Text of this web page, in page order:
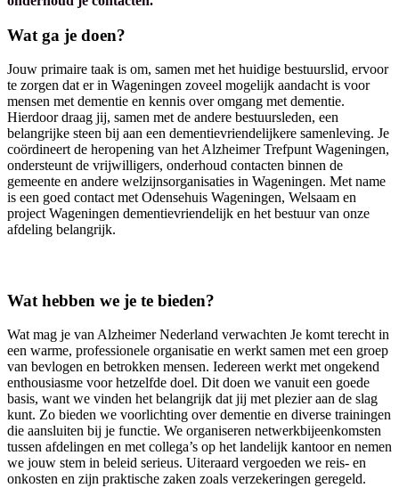
Wat ga je doen?
Jouw primaire taak is om, samen met het huidige bestuurslid, ervoor
te zorgen dat er in Wageningen zoveel mogelijk aandacht is voor
mensen met dementie en kennis over omgang met dementie.
Hierdoor draag jij, samen met de andere bestuursleden, een
belangrijke steen bij aan een dementievriendelijkere samenleving. Je
coördineert de heropening van het Alzheimer Trefpunt Wageningen,
ondersteunt de vrijwilligers, onderhoud contacten binnen de
gemeente en andere welzijnsorganisaties in Wageningen. Met name
is een goed contact met Odensehuis Wageningen, Welsaam en
project Wageningen dementievriendelijk en het bestuur van onze
afdeling belangrijk.
Wat hebben we je te bieden?
Wat mag je van Alzheimer Nederland verwachten Je komt terecht in
een warme, professionele organisatie en werkt samen met een groep
van bevlogen en betrokken mensen. Iedereen werkt met ongekend
enthousiasme voor hetzelfde doel. Dit doen we vanuit een goede
basis, want we vinden het belangrijk dat jij met plezier aan de slag
kunt. Zo bieden we voorlichting over dementie en diverse trainingen
die aansluiten bij je functie. We organiseren netwerkbijeenkomsten
tussen afdelingen en met collega’s op het landelijk kantoor en nemen
we jouw stem in beleid serieus. Uiteraard vergoeden we reis- en
onkosten en zijn praktische zaken zoals verzekeringen geregeld.